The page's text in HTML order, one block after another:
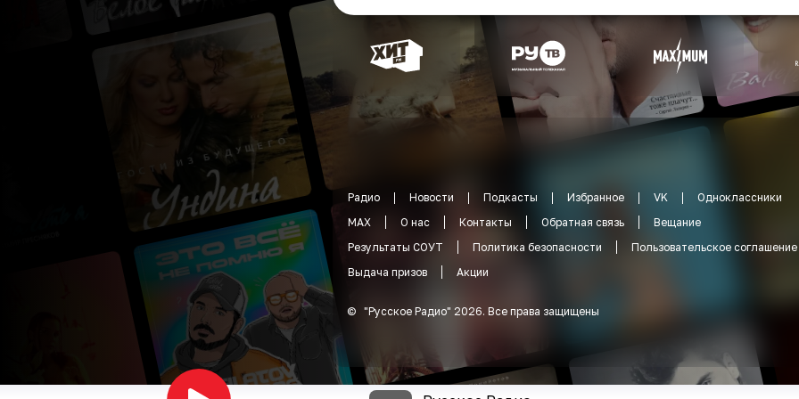
Радио Новости Подкасты Избранное VK
Одноклассники
MAX
О нас Контакты Обратная связь
Вещание
Результаты СОУТ
Политика безопасности
Пользовательское соглашение
Выдача призов
Акции
© "Русское Радио" 2026. Все права защищены